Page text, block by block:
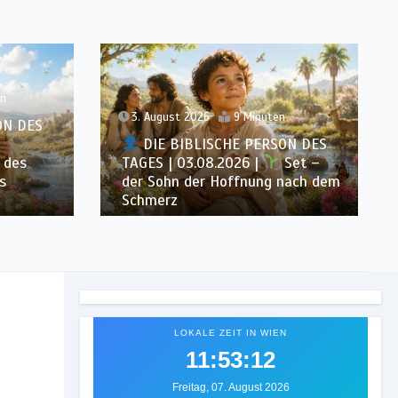
DES
–
dem
2. August 2026 10 Minuten
DIE BIBLISCHE PERSON DES
TAGES | 02.08.2026 |
Eva –
die erste Frau und Mutter aller
Lebenden
LOKALE ZEIT IN WIEN
11:53:15
Freitag, 07. August 2026